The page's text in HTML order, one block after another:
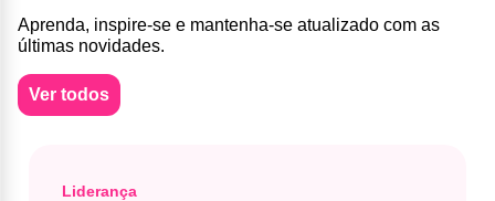
Aprenda, inspire-se e mantenha-se atualizado com as
últimas novidades.
Ver todos
Liderança